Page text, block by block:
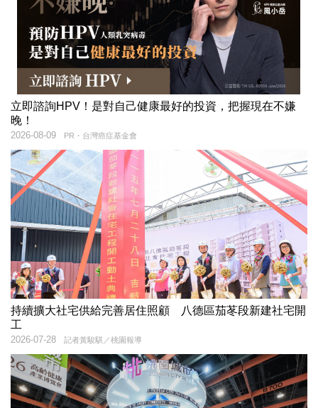
立即諮詢HPV！是對自己健康最好的投資，把握現在不嫌
晚！
PR・台灣癌症基金會
2026-08-09
持續擴大社宅供給完善居住照顧 八德區茄苳段新建社宅開
工
記者黃駿騏／桃園報導
2026-07-28